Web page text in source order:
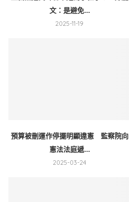
文：是避免...
2025-11-19
預算被刪運作停擺明顯違憲 監察院向
憲法法庭遞...
2025-03-24